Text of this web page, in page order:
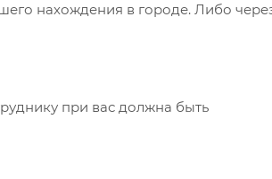
нахождения в городе. Либо
при вас должна быть